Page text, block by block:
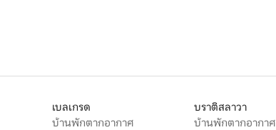
เบลเกรด
บ้านพักตากอากาศ
บราติสลาวา
บ้านพักตากอากาศ